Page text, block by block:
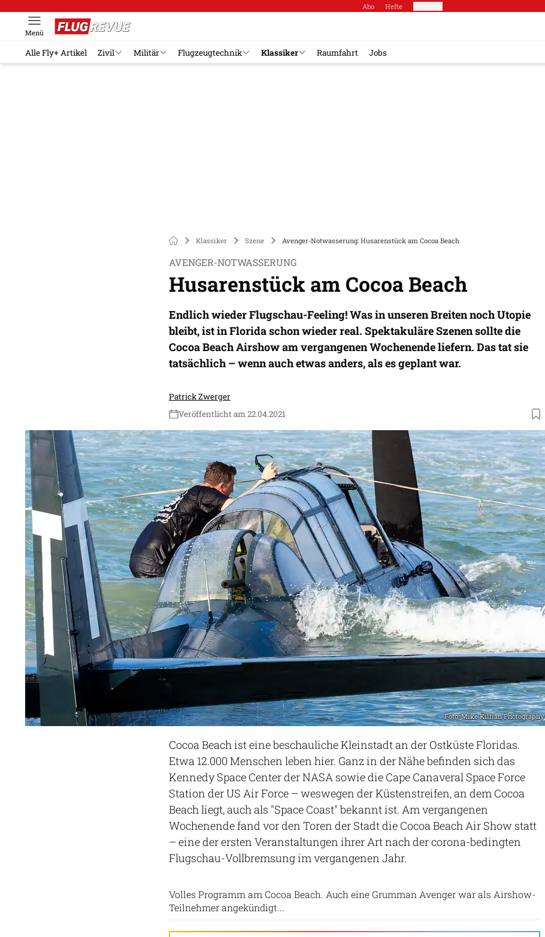
Abo Hefte
Menü
Alle Fly+ Artikel Zivil Militär Flugzeugtechnik Klassiker Raumfahrt Jobs
Klassiker Szene Avenger-Notwasserung: Husarenstück am Cocoa Beach
AVENGER-NOTWASSERUNG
Husarenstück am Cocoa Beach
Endlich wieder Flugschau-Feeling! Was in unseren Breiten noch Utopie
bleibt, ist in Florida schon wieder real. Spektakuläre Szenen sollte die
Cocoa Beach Airshow am vergangenen Wochenende liefern. Das tat sie
tatsächlich – wenn auch etwas anders, als es geplant war.
Patrick Zwerger
Veröffentlicht am 22.04.2021
Foto: Mike Killian Photography
Cocoa Beach ist eine beschauliche Kleinstadt an der Ostküste Floridas.
Etwa 12.000 Menschen leben hier. Ganz in der Nähe befinden sich das
Kennedy Space Center der NASA sowie die Cape Canaveral Space Force
Station der US Air Force – weswegen der Küstenstreifen, an dem Cocoa
Beach liegt, auch als "Space Coast" bekannt ist. Am vergangenen
Wochenende fand vor den Toren der Stadt die Cocoa Beach Air Show statt
– eine der ersten Veranstaltungen ihrer Art nach der corona-bedingten
Flugschau-Vollbremsung im vergangenen Jahr.
Volles Programm am Cocoa Beach. Auch eine Grumman Avenger war als Airshow-
Teilnehmer angekündigt...